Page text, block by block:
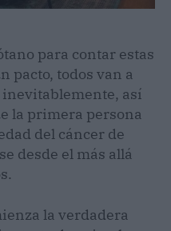
para contar estas
pacto, todos van a
así
la primera persona
del cáncer de
desde el más allá
la verdadera